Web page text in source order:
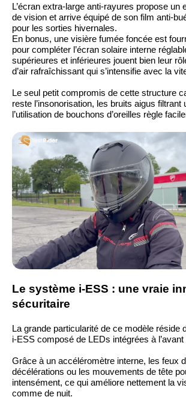
L’écran extra-large anti-rayures propose un
de vision et arrive équipé de son film anti-
pour les sorties hivernales.
En bonus, une visière fumée foncée est
pour compléter l’écran solaire interne
supérieures et inférieures jouent bien leur
d’air rafraîchissant qui s’intensifie avec la
Le seul petit compromis de cette structure
reste l’insonorisation, les bruits aigus filtrant
l’utilisation de bouchons d’oreilles règle
Le système i-ESS : une vraie
sécuritaire
La grande particularité de ce modèle réside
i-ESS composé de LEDs intégrées à l’avant
Grâce à un accéléromètre interne, les feux
décélérations ou les mouvements de tête
intensément, ce qui améliore nettement la
comme de nuit.